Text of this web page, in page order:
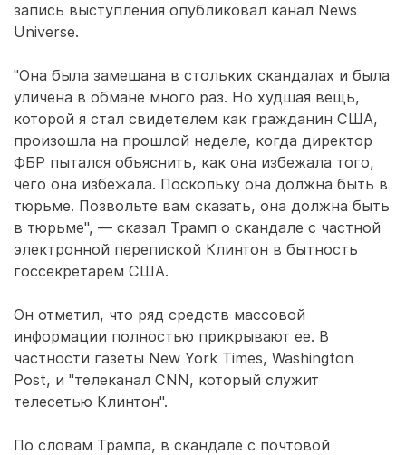
запись выступления опубликовал канал News
Universe.
"Она была замешана в стольких скандалах и была
уличена в обмане много раз. Но худшая вещь,
которой я стал свидетелем как гражданин США,
произошла на прошлой неделе, когда директор
ФБР пытался объяснить, как она избежала того,
чего она избежала. Поскольку она должна быть в
тюрьме. Позвольте вам сказать, она должна быть
в тюрьме", — сказал Трамп о скандале с частной
электронной перепиской Клинтон в бытность
госсекретарем США.
Он отметил, что ряд средств массовой
информации полностью прикрывают ее. В
частности газеты New York Times, Washington
Post, и "телеканал CNN, который служит
телесетью Клинтон".
По словам Трампа, в скандале с почтовой